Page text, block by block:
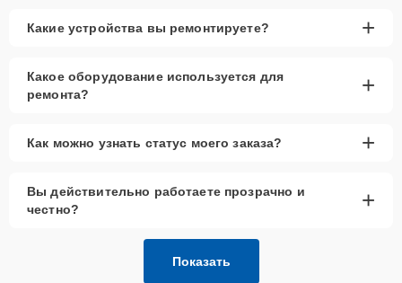
Какие устройства вы ремонтируете? +
Какое оборудование используется для
ремонта?
+
Как можно узнать статус моего заказа? +
Вы действительно работаете прозрачно и
честно?
+
Показать